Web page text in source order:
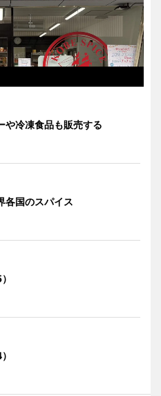
や冷凍食品も販売する
各国のスパイス